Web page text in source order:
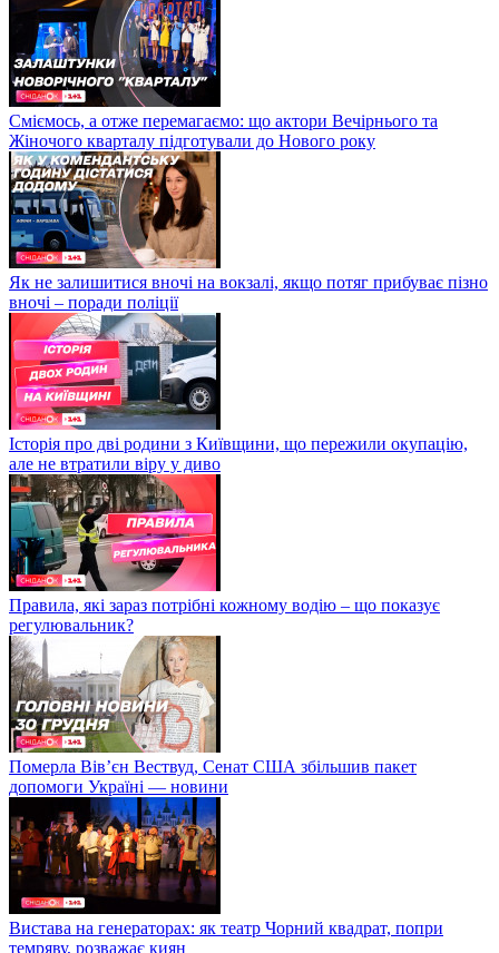
Сміємось, а отже перемагаємо: що актори Вечірнього та
Жіночого кварталу підготували до Нового року
Як не залишитися вночі на вокзалі, якщо потяг прибуває пізно
вночі – поради поліції
Історія про дві родини з Київщини, що пережили окупацію,
але не втратили віру у диво
Правила, які зараз потрібні кожному водію – що показує
регулювальник?
Померла Вівʼєн Вествуд, Сенат США збільшив пакет
допомоги Україні — новини
Вистава на генераторах: як театр Чорний квадрат, попри
темряву, розважає киян